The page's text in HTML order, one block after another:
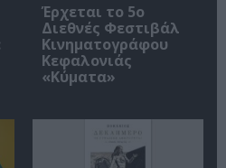
Έρχεται το 5ο
Διεθνές Φεστιβάλ
Κινηματογράφου
Κεφαλονιάς
«Κύματα»